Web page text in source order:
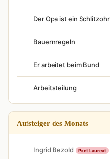
Der Opa ist ein Schlitzohr
Bauernregeln
Er arbeitet beim Bund
Arbeitsteilung
Aufsteiger des Monats
Ingrid Bezold Poet Laureat